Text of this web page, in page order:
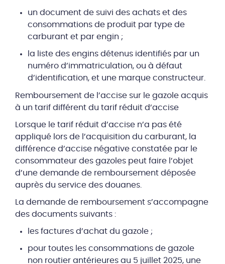
un document de suivi des achats et des
consommations de produit par type de
carburant et par engin ;
la liste des engins détenus identifiés par un
numéro d’immatriculation, ou à défaut
d’identification, et une marque constructeur.
Remboursement de l’accise sur le gazole acquis
à un tarif différent du tarif réduit d’accise
Lorsque le tarif réduit d’accise n’a pas été
appliqué lors de l’acquisition du carburant, la
différence d’accise négative constatée par le
consommateur des gazoles peut faire l’objet
d’une demande de remboursement déposée
auprès du service des douanes.
La demande de remboursement s’accompagne
des documents suivants :
les factures d’achat du gazole ;
pour toutes les consommations de gazole
non routier antérieures au 5 juillet 2025, une